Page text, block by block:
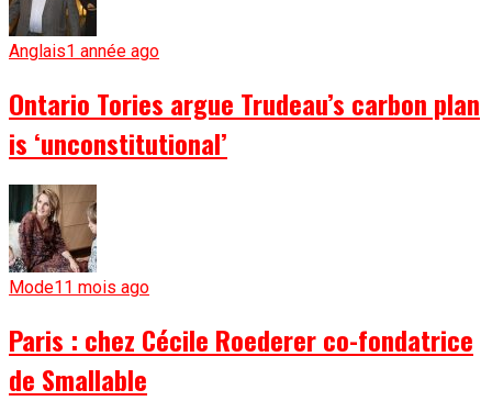
Anglais1 année ago
Ontario Tories argue Trudeau’s carbon plan
is ‘unconstitutional’
Mode11 mois ago
Paris : chez Cécile Roederer co-fondatrice
de Smallable